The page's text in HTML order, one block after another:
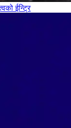
ईन्ट्रि